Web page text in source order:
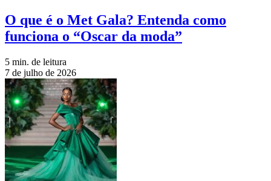
O que é o Met Gala? Entenda como
funciona o “Oscar da moda”
5 min. de leitura
7 de julho de 2026